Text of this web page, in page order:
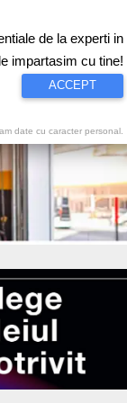
speciale Video
de la experti in
impartasim cu tine!
ACCEPT
date cu caracter personal.